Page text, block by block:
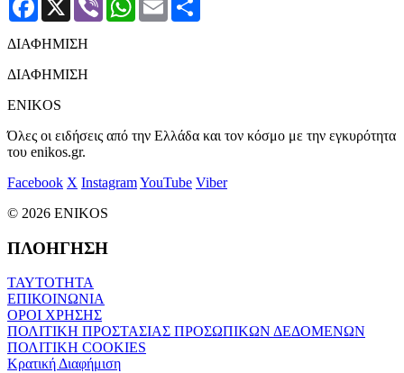
ΔΙΑΦΗΜΙΣΗ
ΔΙΑΦΗΜΙΣΗ
ENIKOS
Όλες οι ειδήσεις από την Ελλάδα και τον κόσμο με την εγκυρότητα
του enikos.gr.
Facebook X InstagramYouTube Viber
© 2026 ENIKOS
ΠΛΟΗΓΗΣΗ
ΤΑΥΤΟΤΗΤΑ
ΕΠΙΚΟΙΝΩΝΙΑ
ΟΡΟΙ ΧΡΗΣΗΣ
ΠΟΛΙΤΙΚΗ ΠΡΟΣΤΑΣΙΑΣ ΠΡΟΣΩΠΙΚΩΝ ΔΕΔΟΜΕΝΩΝ
ΠΟΛΙΤΙΚΗ COOKIES
Κρατική Διαφήμιση